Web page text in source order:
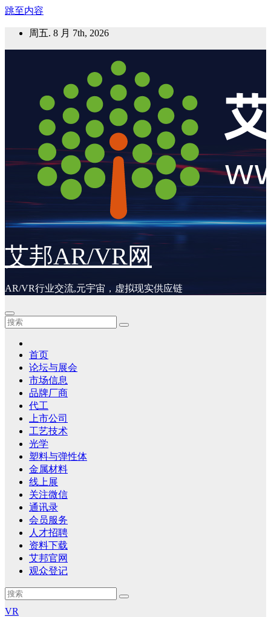
跳至内容
周五. 8 月 7th, 2026
艾邦AR/VR网
AR/VR行业交流,元宇宙，虚拟现实供应链
首页
论坛与展会
市场信息
品牌厂商
代工
上市公司
工艺技术
光学
塑料与弹性体
金属材料
线上展
关注微信
通讯录
会员服务
人才招聘
资料下载
艾邦官网
观众登记
VR